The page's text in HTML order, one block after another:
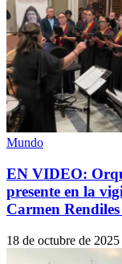
Mundo
EN VIDEO:
presente en la
Carmen
18 de octubre de 2025